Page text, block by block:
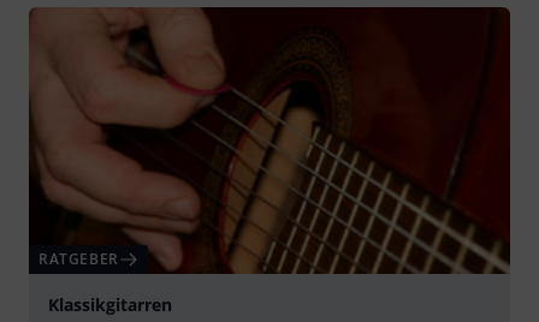
RATGEBER
Klassikgitarren